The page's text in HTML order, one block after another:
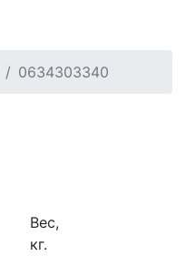
0634303340
Вес,
кг.